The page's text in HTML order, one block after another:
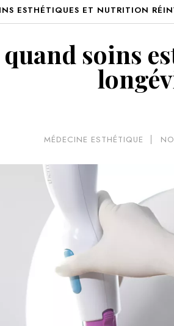
ESTHÉTIQUES ET NUTRITION
soins
MÉDECINE ESTHÉTIQUE